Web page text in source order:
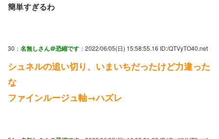
簡単すぎるわ
30： 名無しさん＠恐縮です ：2022/06/05(日) 15:58:55.16 ID:/QTVyTO40.net
シュネルの追い切り、いまいちだったけど力違った
な
ファインルージュ軸→ハズレ